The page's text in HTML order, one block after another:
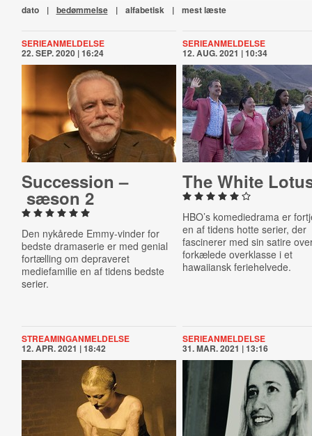
dato | bedømmelse | alfabetisk | mest læste
SERIEANMELDELSE
22. SEP. 2020 | 16:24
Suc­ces­sion –
sæson 2
Den nykårede Emmy-vinder for
bedste dramaserie er med genial
fortælling om depraveret
mediefamilie en af tidens bedste
serier.
SERIEANMELDELSE
12. AUG. 2021 | 10:34
The White
HBO’s komediedrama er
en af tidens hotte serier, der
fascinerer med sin satire
forkælede overklasse i et
hawaiiansk feriehelvede.
STREAMINGANMELDELSE
12. APR. 2021 | 18:42
SERIEANMELDELSE
31. MAR. 2021 | 13:16